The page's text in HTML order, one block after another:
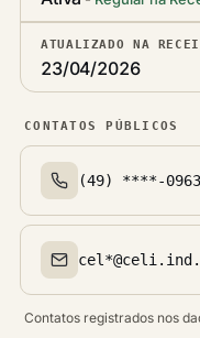
ATUALIZADO NA
23/04/2026
CONTATOS PÚBLICOS
Telefone(s)
(49) ****-0963
Email(s)
Contatos registrados nos